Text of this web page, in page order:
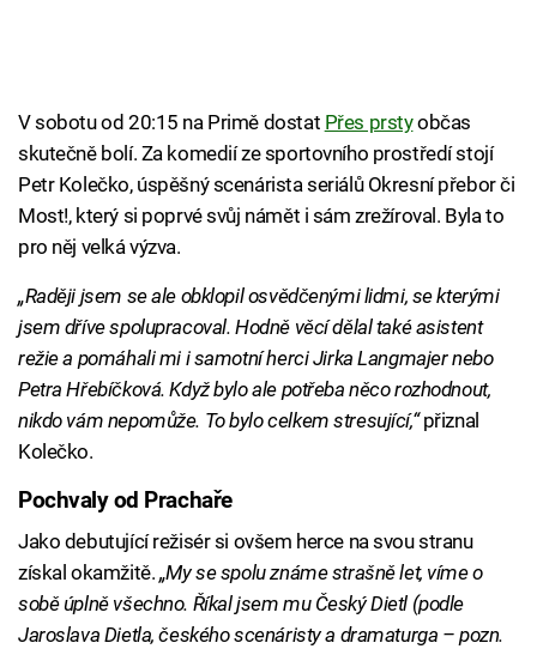
V sobotu od 20:15 na Primě dostat Přes prstyobčas
skutečně bolí. Za komedií ze sportovního prostředí stojí
Petr Kolečko, úspěšný scenárista seriálů Okresní přebor či
Most!, který si poprvé svůj námět i sám zrežíroval. Byla to
pro něj velká výzva.
„Raději jsem se ale obklopil osvědčenými lidmi, se kterými
jsem dříve spolupracoval. Hodně věcí dělal také asistent
režie a pomáhali mi i samotní herci Jirka Langmajer nebo
Petra Hřebíčková. Když bylo ale potřeba něco rozhodnout,
nikdo vám nepomůže. To bylo celkem stresující,“přiznal
Kolečko.
Pochvaly od Prachaře
Jako debutující režisér si ovšem herce na svou stranu
získal okamžitě. „My se spolu známe strašně let, víme o
sobě úplně všechno. Říkal jsem mu Český Dietl (podle
Jaroslava Dietla, českého scenáristy a dramaturga – pozn.